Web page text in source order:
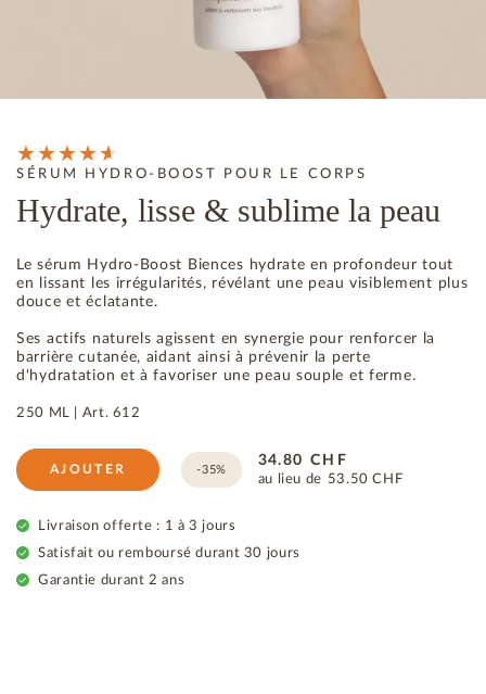
SÉRUM HYDRO-BOOST POUR LE CORPS
Hydrate, lisse & sublime la peau
Le sérum Hydro-Boost Biences hydrate en profondeur tout
en lissant les irrégularités, révélant une peau visiblement plus
douce et éclatante.
Ses actifs naturels agissent en synergie pour renforcer la
barrière cutanée, aidant ainsi à prévenir la perte
d'hydratation et à favoriser une peau souple et ferme.
250 ML | Art. 612
AJOUTER -35%
34.80 CHF
au lieu de 53.50 CHF
Livraison offerte : 1 à 3 jours
Satisfait ou remboursé durant 30 jours
Garantie durant 2 ans